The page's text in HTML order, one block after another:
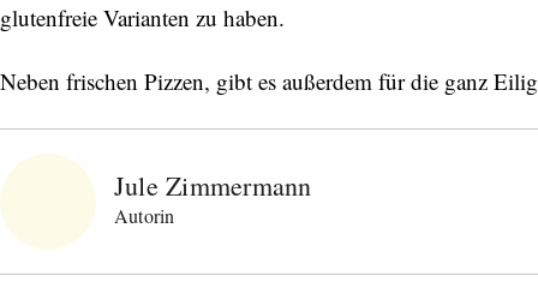
glutenfreie Varianten zu haben.
Neben frischen Pizzen, gibt es außerdem für die ganz
Jule Zimmermann
Autorin